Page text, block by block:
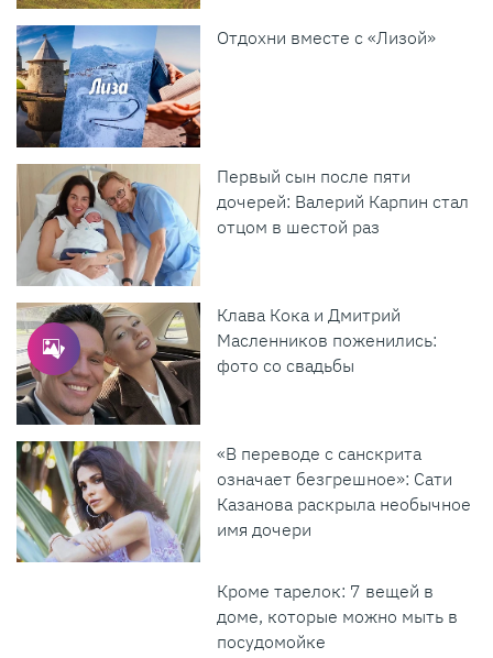
Отдохни вместе с «Лизой»
Первый сын после пяти
дочерей: Валерий Карпин стал
отцом в шестой раз
Клава Кока и Дмитрий
Масленников поженились:
фото со свадьбы
«В переводе с санскрита
означает безгрешное»: Сати
Казанова раскрыла необычное
имя дочери
Кроме тарелок: 7 вещей в
доме, которые можно мыть в
посудомойке